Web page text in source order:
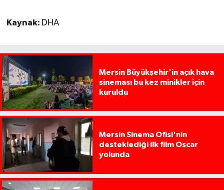
Kaynak: DHA
Mersin Büyükşehir'in açık hava
sineması bu kez minikler için
kuruldu
Mersin Sinema Ofisi'nin
desteklediği ilk film Oscar
yolunda